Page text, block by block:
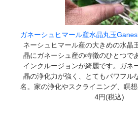
ガネーシュヒマール産水晶丸玉
ネーシュヒマール産の大きめの水晶
晶にガネーシュ産の特徴のひとつで
インクルージョンが綺麗です。ガネ
晶の浄化力が強く、とてもパワフル
名。家の浄化やスクライニング、瞑
4円(税込)